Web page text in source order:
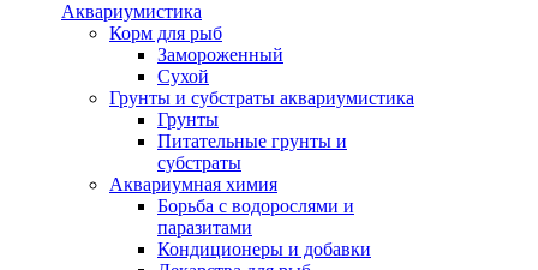
Аквариумистика
Корм для рыб
Замороженный
Сухой
Грунты и субстраты аквариумистика
Грунты
Питательные грунты и
субстраты
Аквариумная химия
Борьба с водорослями и
паразитами
Кондиционеры и добавки